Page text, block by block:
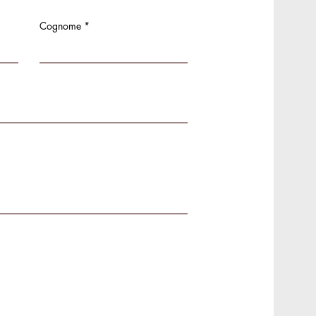
Cognome